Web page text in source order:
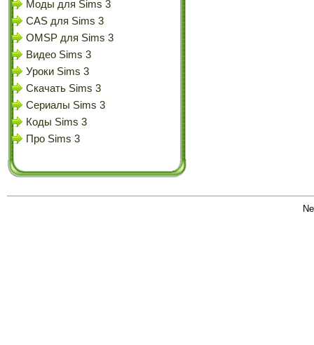
Моды для Sims 3
CAS для Sims 3
OMSP для Sims 3
Видео Sims 3
Уроки Sims 3
Скачать Sims 3
Сериалы Sims 3
Коды Sims 3
Про Sims 3